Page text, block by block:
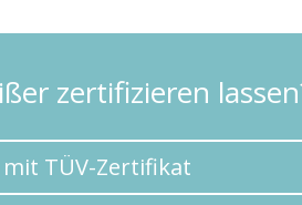
zertifizieren
TÜV-Zertifikat